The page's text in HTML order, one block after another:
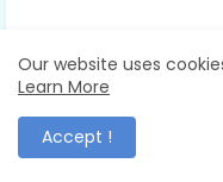
Our website uses
Learn More
Accept !